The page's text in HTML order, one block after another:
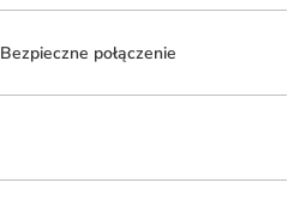
Bezpieczne połączenie